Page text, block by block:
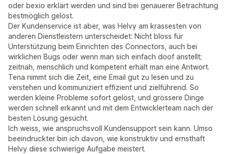
oder bexio erklärt werden und sind bei genauerer Betrachtung
bestmöglich gelöst.
Der Kundenservice ist aber, was Helvy am krassesten von
anderen Dienstleistern unterscheidet: Nicht bloss für
Unterstützung beim Einrichten des Connectors, auch bei
wirklichen Bugs oder wenn man sich einfach doof anstellt;
zeitnah, menschlich und kompetent erhält man eine Antwort.
Tena nimmt sich die Zeit, eine Email gut zu lesen und zu
verstehen und kommuniziert effizient und zielführend. So
werden kleine Probleme sofort gelöst, und grössere Dinge
werden schnell erkannt und mit dem Entwicklerteam nach der
besten Lösung gesucht.
Ich weiss, wie anspruchsvoll Kundensupport sein kann. Umso
beeindruckter bin ich davon, wie konstruktiv und ernsthaft
Helvy diese schwierige Aufgabe meistert.